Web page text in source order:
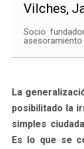
Vilches,
Socio
asesoramiento
La
posibilitado la
simples
Es lo que se